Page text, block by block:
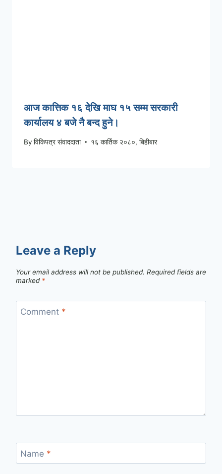
आज कात्तिक १६ देखि माघ १५ सम्म सरकारी
कार्यालय ४ बजे नै बन्द हुने।
By विकिपत्र संवाददाता १६ कार्तिक २०८०, बिहीबार
Leave a Reply
Your email address will not be published. Required fields are
marked *
Comment *
Name *